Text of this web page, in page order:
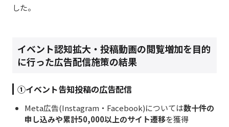
した。
イベント認知拡大・投稿動画の閲覧増加を目的
に行った広告配信施策の結果
①イベント告知投稿の広告配信
Meta広告(Instagram・Facebook)については数十件の
申し込みや累計50,000以上のサイト遷移を獲得